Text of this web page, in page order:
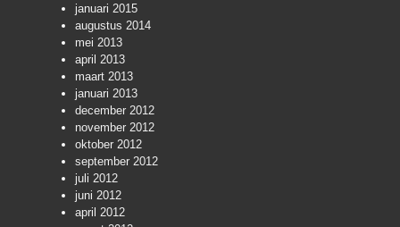
januari 2015
augustus 2014
mei 2013
april 2013
maart 2013
januari 2013
december 2012
november 2012
oktober 2012
september 2012
juli 2012
juni 2012
april 2012